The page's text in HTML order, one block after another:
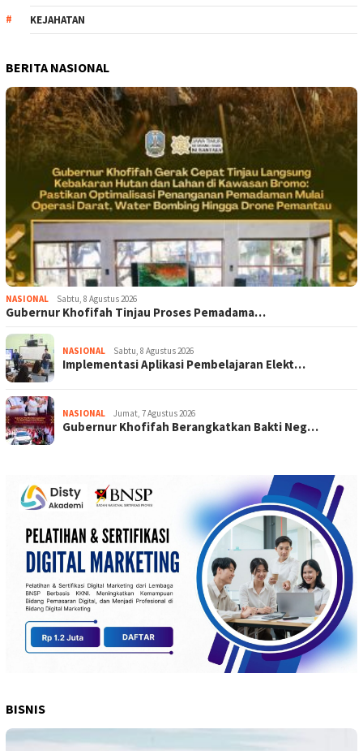
KEJAHATAN
BERITA NASIONAL
NASIONAL Sabtu, 8 Agustus 2026
Gubernur Khofifah Tinjau Proses Pemadama…
NASIONAL Sabtu, 8 Agustus 2026
Implementasi Aplikasi Pembelajaran Elekt…
NASIONAL Jumat, 7 Agustus 2026
Gubernur Khofifah Berangkatkan Bakti Neg…
BISNIS